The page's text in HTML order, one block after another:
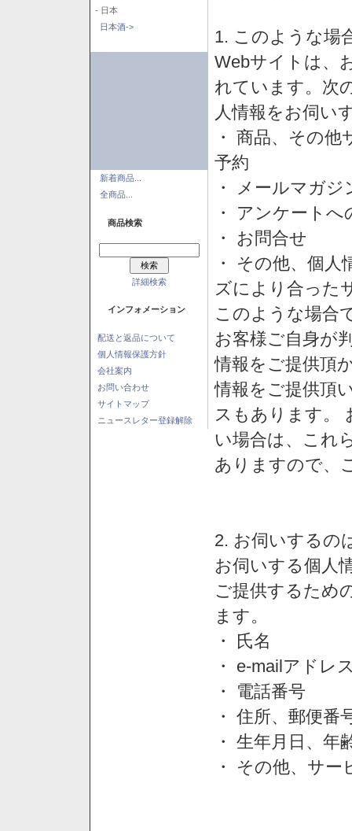
- 日本
日本酒->
新着商品...
全商品...
商品検索
詳細検索
インフォメーション
配送と返品について
個人情報保護方針
会社案内
お問い合わせ
サイトマップ
ニュースレター登録解除
1. このような場
Webサイトは、
れています。次
人情報をお伺い
・ 商品、その
予約
・ メールマガ
・ アンケートへ
・ お問合せ
・ その他、個
ズにより合った
このような場合
お客様ご自身が
情報をご提供頂
情報をご提供頂
スもあります。
い場合は、これ
ありますので、
2. お伺いするの
お伺いする個人
ご提供するため
ます。
・ 氏名
・ e-mailアドレ
・ 電話番号
・ 住所、郵便番
・ 生年月日、年
・ その他、サ